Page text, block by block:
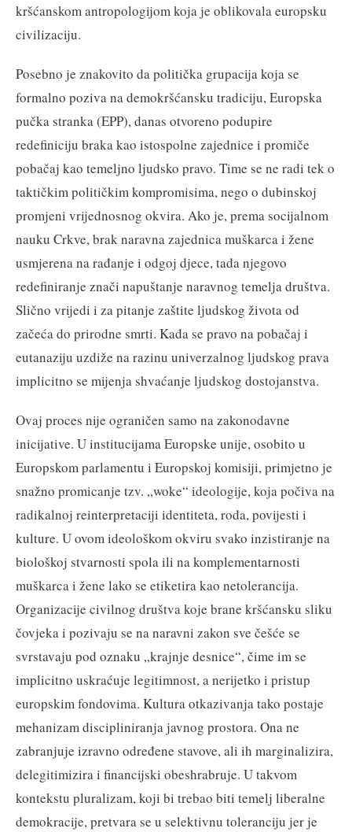
kršćanskom antropologijom koja je oblikovala europsku
civilizaciju.
Posebno je znakovito da politička grupacija koja se
formalno poziva na demokršćansku tradiciju, Europska
pučka stranka (EPP), danas otvoreno podupire
redefiniciju braka kao istospolne zajednice i promiče
pobačaj kao temeljno ljudsko pravo. Time se ne radi tek o
taktičkim političkim kompromisima, nego o dubinskoj
promjeni vrijednosnog okvira. Ako je, prema socijalnom
nauku Crkve, brak naravna zajednica muškarca i žene
usmjerena na rađanje i odgoj djece, tada njegovo
redefiniranje znači napuštanje naravnog temelja društva.
Slično vrijedi i za pitanje zaštite ljudskog života od
začeća do prirodne smrti. Kada se pravo na pobačaj i
eutanaziju uzdiže na razinu univerzalnog ljudskog prava
implicitno se mijenja shvaćanje ljudskog dostojanstva.
Ovaj proces nije ograničen samo na zakonodavne
inicijative. U institucijama Europske unije, osobito u
Europskom parlamentu i Europskoj komisiji, primjetno je
snažno promicanje tzv. „woke“ ideologije, koja počiva na
radikalnoj reinterpretaciji identiteta, roda, povijesti i
kulture. U ovom ideološkom okviru svako inzistiranje na
biološkoj stvarnosti spola ili na komplementarnosti
muškarca i žene lako se etiketira kao netolerancija.
Organizacije civilnog društva koje brane kršćansku sliku
čovjeka i pozivaju se na naravni zakon sve češće se
svrstavaju pod oznaku „krajnje desnice“, čime im se
implicitno uskraćuje legitimnost, a nerijetko i pristup
europskim fondovima. Kultura otkazivanja tako postaje
mehanizam discipliniranja javnog prostora. Ona ne
zabranjuje izravno određene stavove, ali ih marginalizira,
delegitimizira i financijski obeshrabruje. U takvom
kontekstu pluralizam, koji bi trebao biti temelj liberalne
demokracije, pretvara se u selektivnu toleranciju jer je